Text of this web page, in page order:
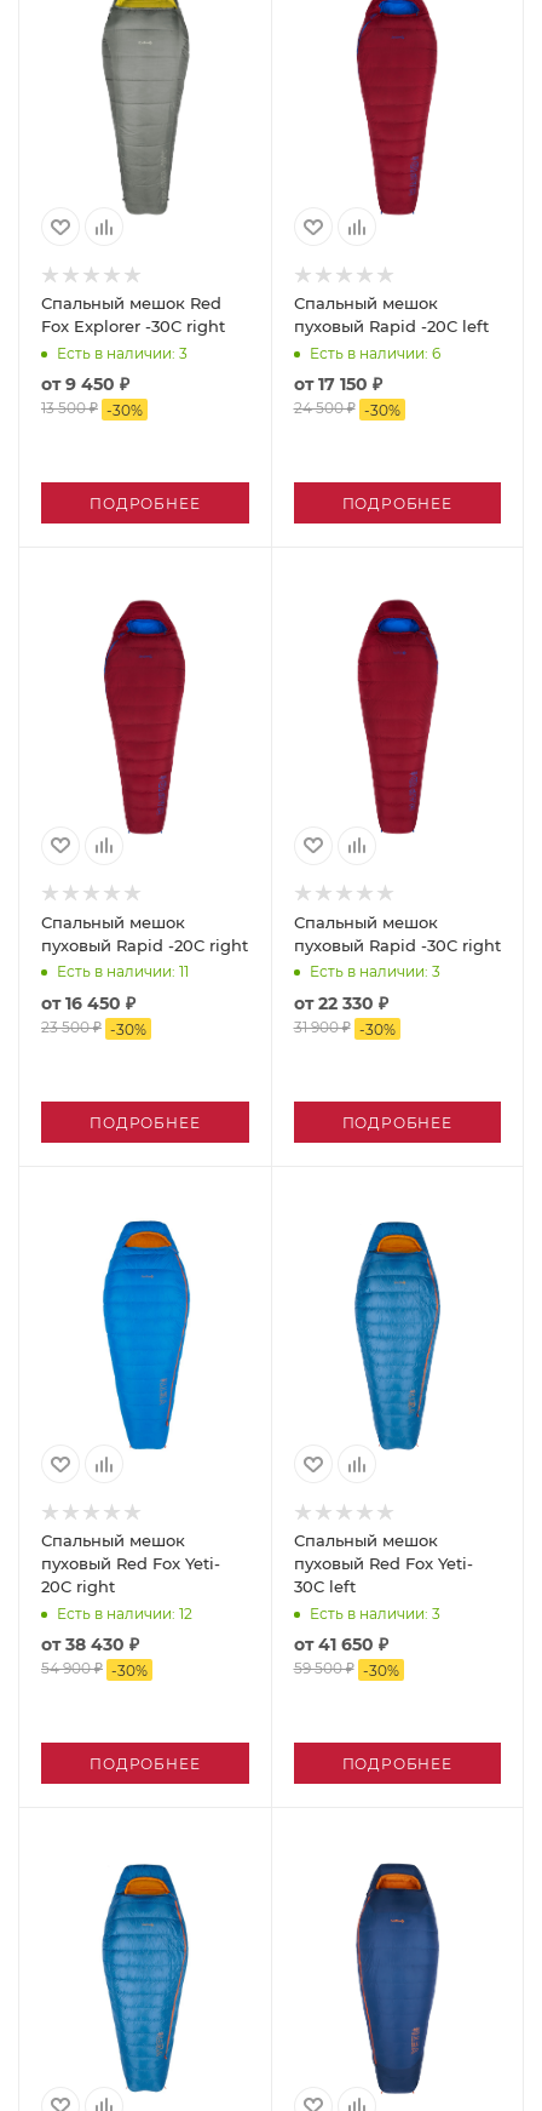
Спальный мешок Red
Fox Explorer -30C right
Есть в наличии: 3
от9 450 ₽
13 500 ₽ -30%
ПОДРОБНЕЕ
Спальный мешок
пуховый Rapid -20C left
Есть в наличии: 6
от17 150 ₽
24 500 ₽ -30%
ПОДРОБНЕЕ
Спальный мешок
пуховый Rapid -20C right
Есть в наличии: 11
от16 450 ₽
23 500 ₽ -30%
ПОДРОБНЕЕ
Спальный мешок
пуховый Rapid -30C right
Есть в наличии: 3
от22 330 ₽
31 900 ₽ -30%
ПОДРОБНЕЕ
Спальный мешок
пуховый Red Fox Yeti-
20C right
Есть в наличии: 12
от38 430 ₽
54 900 ₽ -30%
ПОДРОБНЕЕ
Спальный мешок
пуховый Red Fox Yeti-
30C left
Есть в наличии: 3
от41 650 ₽
59 500 ₽ -30%
ПОДРОБНЕЕ